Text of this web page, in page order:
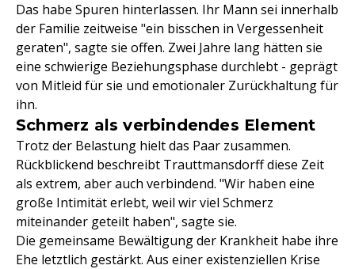
Das habe Spuren hinterlassen. Ihr Mann sei innerhalb
der Familie zeitweise "ein bisschen in Vergessenheit
geraten", sagte sie offen. Zwei Jahre lang hätten sie
eine schwierige Beziehungsphase durchlebt - geprägt
von Mitleid für sie und emotionaler Zurückhaltung für
ihn.
Schmerz als verbindendes Element
Trotz der Belastung hielt das Paar zusammen.
Rückblickend beschreibt Trauttmansdorff diese Zeit
als extrem, aber auch verbindend. "Wir haben eine
große Intimität erlebt, weil wir viel Schmerz
miteinander geteilt haben", sagte sie.
Die gemeinsame Bewältigung der Krankheit habe ihre
Ehe letztlich gestärkt. Aus einer existenziellen Krise